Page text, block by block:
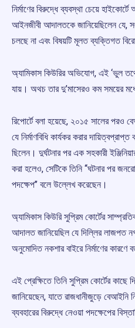
নির্মাণের বিরুদ্ধে ব্যবস্থা চেয়ে
আইনজীবী আদালতকে জানিয়েছিলেন যে,
চলছে না এবং বিষয়টি মূলত ব্যক্তিগত
অ্যামিকাস কিউরির অভিযোগ, এই ‘ভুল
যায়। অথচ তার দু’মাসেরও কম সময়ের
রিপোর্টে বলা হয়েছে, ২০১৫ সালের পরও
যে নির্মাণবিধি কার্যকর করার
ছিলেন। দুর্ঘটনার পর এক সহকারী
করা হলেও, সেটিকে তিনি ‘‘ঘটনার পর
পদক্ষেপ’’ বলে উল্লেখ করেছেন।
অ্যামিকাস কিউরি সুপ্রিম কোর্টের
আদালত জানিয়েছিল যে দিল্লির লাজপত
অনুমোদিত নকশার বাইরে নির্মাণের
এই প্রেক্ষিতে তিনি সুপ্রিম কোর্টের কাছে
জানিয়েছেন, যাতে রাজধানীজুড়ে বেআইনি
ব্যবহারের বিরুদ্ধে নেওয়া পদক্ষেপের